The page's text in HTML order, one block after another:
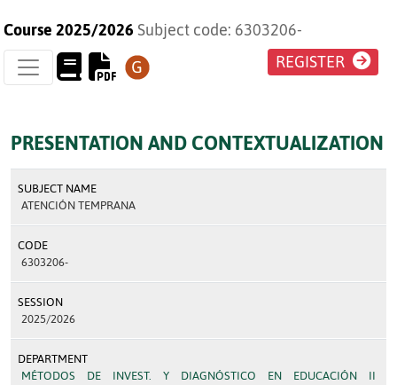
Course 2025/2026 Subject code: 6303206-
REGISTER
PRESENTATION AND CONTEXTUALIZATION
SUBJECT NAME
ATENCIÓN TEMPRANA
CODE
6303206-
SESSION
2025/2026
DEPARTMENT
MÉTODOS DE INVEST. Y DIAGNÓSTICO EN EDUCACIÓN II